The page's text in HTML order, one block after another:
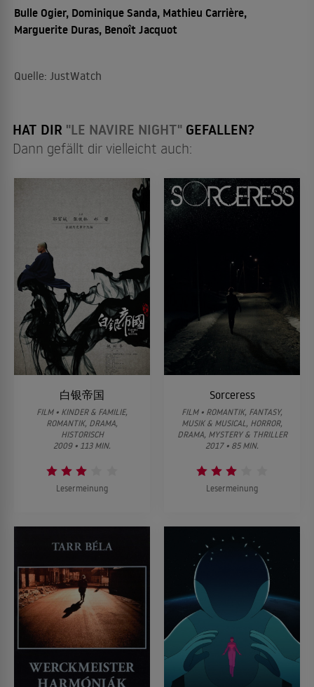
Bulle Ogier, Dominique Sanda, Mathieu Carrière,
Marguerite Duras, Benoît Jacquot
Quelle: JustWatch
HAT DIR "LE NAVIRE NIGHT" GEFALLEN?
Dann gefällt dir vielleicht auch:
白银帝国
FILM • KINDER & FAMILIE,
ROMANTIK, DRAMA,
HISTORISCH
2009 • 113 MIN.
Lesermeinung
Sorceress
FILM • ROMANTIK, FANTASY,
MUSIK & MUSICAL, HORROR,
DRAMA, MYSTERY & THRILLER
2017 • 85 MIN.
Lesermeinung